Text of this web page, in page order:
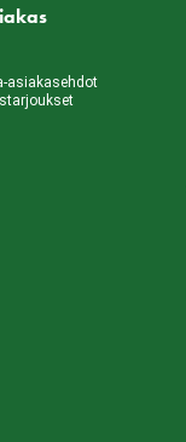
asiakasehdot